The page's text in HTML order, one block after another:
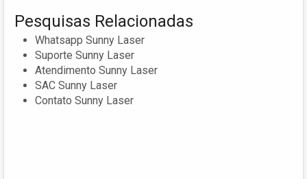
Pesquisas Relacionadas
Whatsapp Sunny Laser
Suporte Sunny Laser
Atendimento Sunny Laser
SAC Sunny Laser
Contato Sunny Laser